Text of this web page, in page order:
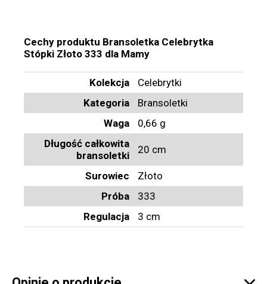
Cechy produktu Bransoletka Celebrytka
Stópki Złoto 333 dla Mamy
Kolekcja
Celebrytki
Kategoria
Bransoletki
Waga
0,66 g
Długość całkowita
bransoletki
20 cm
Surowiec
Złoto
Próba
333
Regulacja
3 cm